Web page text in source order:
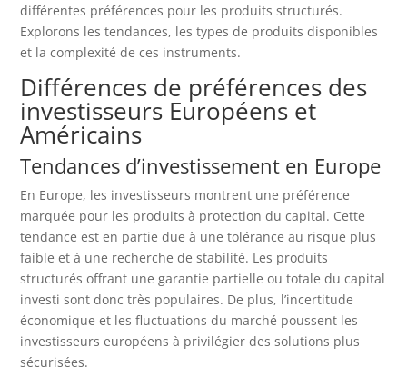
différentes préférences pour les produits structurés.
Explorons les tendances, les types de produits disponibles
et la complexité de ces instruments.
Différences de préférences des
investisseurs Européens et
Américains
Tendances d’investissement en Europe
En Europe, les investisseurs montrent une préférence
marquée pour les produits à protection du capital. Cette
tendance est en partie due à une tolérance au risque plus
faible et à une recherche de stabilité. Les produits
structurés offrant une garantie partielle ou totale du capital
investi sont donc très populaires. De plus, l’incertitude
économique et les fluctuations du marché poussent les
investisseurs européens à privilégier des solutions plus
sécurisées.